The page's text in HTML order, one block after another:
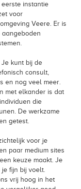
instantie
voor
Veere. Er is
kunt bij de
consult,
en nog veel meer.
met elkander is dat
die
De werkzame
getest.
voor je
paar medium sites
keuze maakt. Je
je fijn bij voelt.
vrij hoog in het